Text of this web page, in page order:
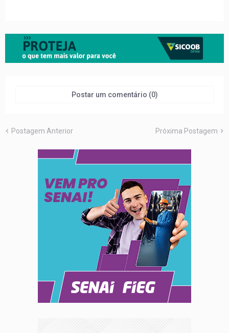
Postar um comentário (0)
Postagem Anterior Próxima Postagem